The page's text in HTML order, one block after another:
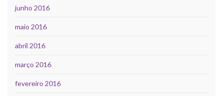
junho 2016
maio 2016
abril 2016
março 2016
fevereiro 2016